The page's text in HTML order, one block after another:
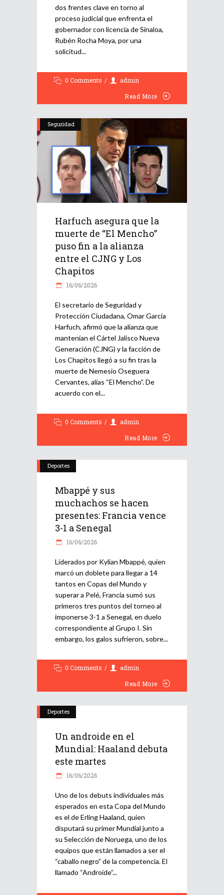
dos frentes clave en torno al
proceso judicial que enfrenta el
gobernador con licencia de Sinaloa,
Rubén Rocha Moya, por una
solicitud
0 Comments
admin
Read More
Seguridad
Harfuch asegura que la
muerte de “El Mencho”
puso fin a la alianza
entre el CJNG y Los
Chapitos
16/06/2026
El secretario de Seguridad y
Protección Ciudadana, Omar García
Harfuch, afirmó que la alianza que
mantenían el Cártel Jalisco Nueva
Generación (CJNG) y la facción de
Los Chapitos llegó a su fin tras la
muerte de Nemesio Oseguera
Cervantes, alias “El Mencho”. De
acuerdo con el
0 Comments
admin
Read More
Deportes
Mbappé y sus
muchachos se hacen
presentes: Francia vence
3-1 a Senegal
16/06/2026
Liderados por Kylian Mbappé, quien
marcó un doblete para llegar a 14
tantos en Copas del Mundo y
superar a Pelé, Francia sumó sus
primeros tres puntos del torneo al
imponerse 3-1 a Senegal, en duelo
correspondiente al Grupo I. Sin
embargo, los galos sufrieron, sobre
0 Comments
admin
Read More
Deportes
Un androide en el
Mundial: Haaland debuta
este martes
16/06/2026
Uno de los debuts individuales más
esperados en esta Copa del Mundo
es el de Erling Haaland, quien
disputará su primer Mundial junto a
su Selección de Noruega, uno de los
equipos que están llamados a ser el
“caballo negro” de la competencia. El
llamado “Androide”